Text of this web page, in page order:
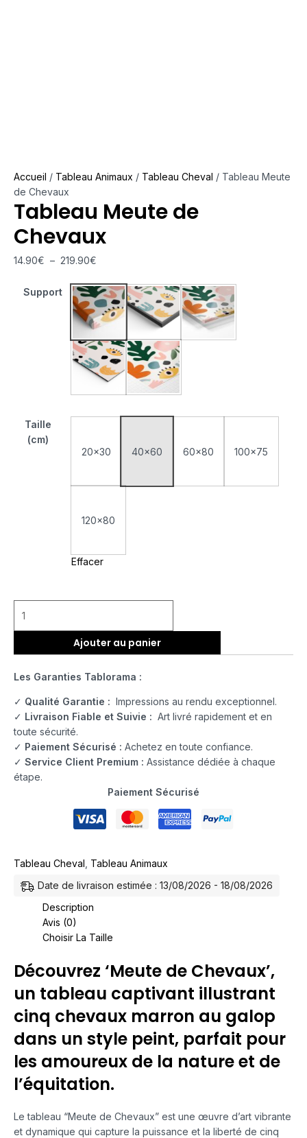
Accueil / Tableau Animaux / Tableau Cheval / Tableau Meute
de Chevaux
Tableau Meute de
Chevaux
14.90€ – 219.90€
Support
Tableau Monté Sur Châssis
Tableau Cadre Flottant
Tableau Plexiglas
Tableau AluminiumPoster sur Papier Photo
Taille
(cm)
20x30
40x60 60x80 100x75
120x80
Effacer
Ajouter au panier
Les Garanties Tablorama :
✓ Qualité Garantie : Impressions au rendu exceptionnel.
✓ Livraison Fiable et Suivie : Art livré rapidement et en
toute sécurité.
✓ Paiement Sécurisé : Achetez en toute confiance.
✓ Service Client Premium : Assistance dédiée à chaque
étape.
Paiement Sécurisé
Tableau Cheval Tableau Animaux
Date de livraison estimée : 13/08/2026 - 18/08/2026
Description
Avis (0)
Choisir La Taille
Découvrez ‘Meute de Chevaux’,
un tableau captivant illustrant
cinq chevaux marron au galop
dans un style peint, parfait pour
les amoureux de la nature et de
l’équitation.
Le tableau “Meute de Chevaux” est une œuvre d’art vibrante
et dynamique qui capture la puissance et la liberté de cinq